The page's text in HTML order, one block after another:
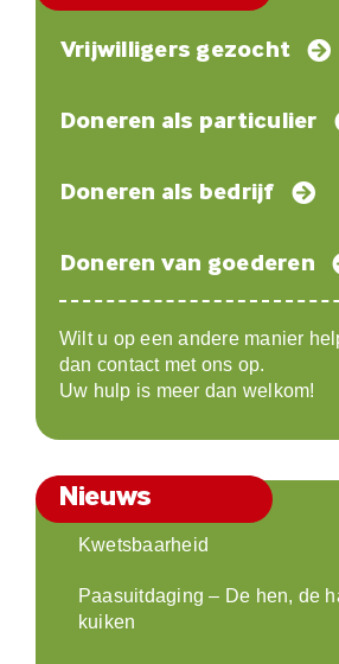
Vrijwilligers gezocht
Doneren als particulier
Doneren als bedrijf
Doneren van goederen
Wilt u op een andere manier
dan contact met ons op.
Uw hulp is meer dan welkom!
Nieuws
Kwetsbaarheid
Paasuitdaging – De hen, de
kuiken